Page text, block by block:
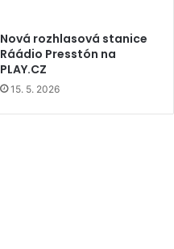
Nová rozhlasová stanice
Ráádio Presstón na
PLAY.CZ
15. 5. 2026